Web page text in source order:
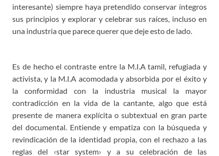
interesante) siempre haya pretendido conservar íntegros
sus principios y explorar y celebrar sus raíces, incluso en
una industria que parece querer que deje esto de lado.
Es de hecho el contraste entre la M.I.A tamil, refugiada y
activista, y la M.I.A acomodada y absorbida por el éxito y
la conformidad con la industria musical la mayor
contradicción en la vida de la cantante, algo que está
presente de manera explícita o subtextual en gran parte
del documental. Entiende y empatiza con la búsqueda y
revindicación de la identidad propia, con el rechazo a las
reglas del ‹star system› y a su celebración de las